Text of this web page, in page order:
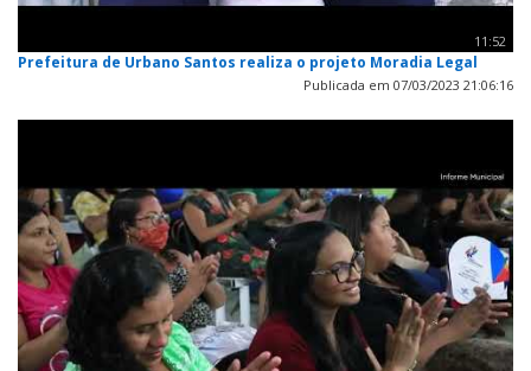
11:52
Prefeitura de Urbano Santos realiza o projeto Moradia Legal
Publicada em 07/03/2023 21:06:16